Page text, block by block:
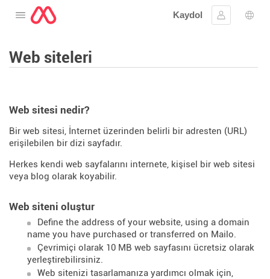
Menüyü aç
Kaydol
Oturum aç
Dil
Web siteleri
Web sitesi nedir?
Bir web sitesi, İnternet üzerinden belirli bir adresten (URL)
erişilebilen bir dizi sayfadır.
Herkes kendi web sayfalarını internete, kişisel bir web sitesi
veya blog olarak koyabilir.
Web siteni oluştur
Define the address of your website, using a domain
name you have purchased or transferred on Mailo.
Çevrimiçi olarak 10 MB web sayfasını ücretsiz olarak
yerleştirebilirsiniz.
Web sitenizi tasarlamanıza yardımcı olmak için,